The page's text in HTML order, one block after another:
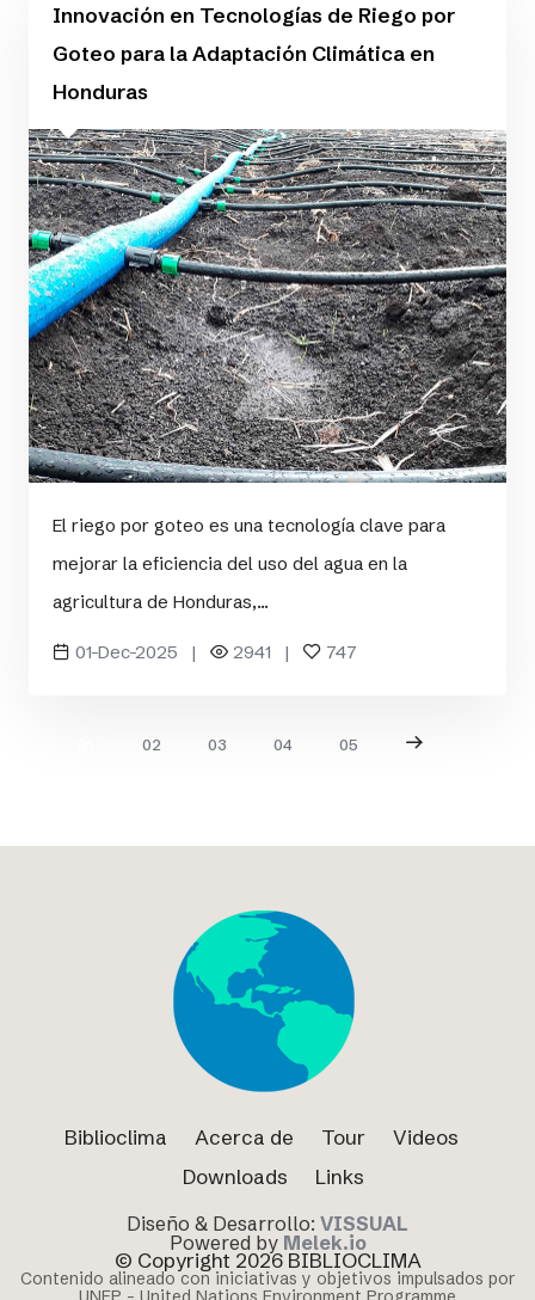
Innovación en Tecnologías de Riego por
Goteo para la Adaptación Climática en
Honduras
El riego por goteo es una tecnología clave para
mejorar la eficiencia del uso del agua en la
agricultura de Honduras,...
01-Dec-2025 | 2941 | 747
02 03 04 05
© Copyright 2026 BIBLIOCLIMA
Contenido alineado con iniciativas y objetivos impulsados por
Biblioclima Acerca de Tour
Videos
Downloads
Links
Diseño & Desarrollo: VISSUAL
Powered by Melek.io